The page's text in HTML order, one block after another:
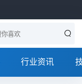
行业资讯